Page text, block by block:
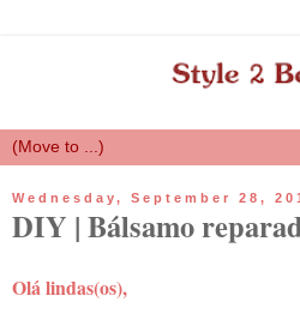
Wednesday, September 28,
DIY | Bálsamo
Olá lindas(os),